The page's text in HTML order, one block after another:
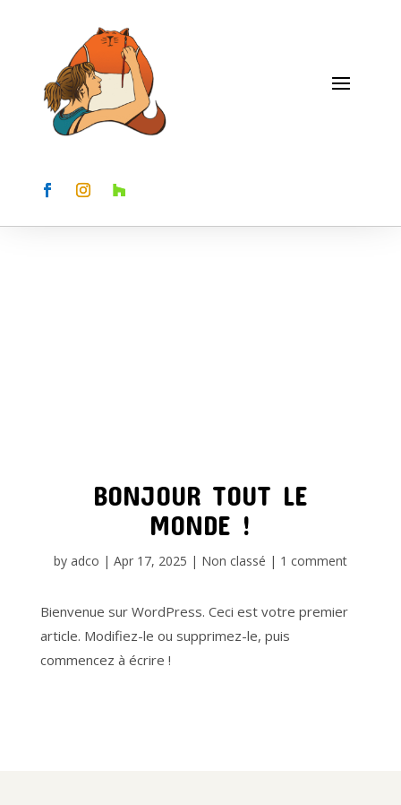
BONJOUR TOUT LE
MONDE !
by adco | Apr 17, 2025 | Non classé | 1 comment
Bienvenue sur WordPress. Ceci est votre premier
article. Modifiez-le ou supprimez-le, puis
commencez à écrire !